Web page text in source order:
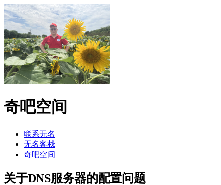
奇吧空间
联系无名
无名客栈
奇吧空间
关于DNS服务器的配置问题